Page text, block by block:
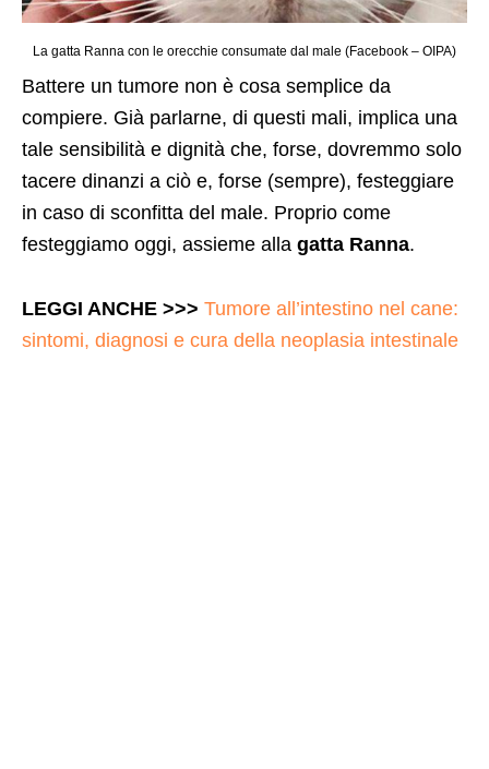
La gatta Ranna con le orecchie consumate dal male (Facebook – OIPA)
Battere un tumore non è cosa semplice da
compiere. Già parlarne, di questi mali, implica una
tale sensibilità e dignità che, forse, dovremmo solo
tacere dinanzi a ciò e, forse (sempre), festeggiare
in caso di sconfitta del male. Proprio come
festeggiamo oggi, assieme alla gatta Ranna.
LEGGI ANCHE >>> Tumore all’intestino nel cane:
sintomi, diagnosi e cura della neoplasia intestinale